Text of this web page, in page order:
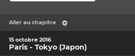
Aller au chapitre
15 octobre 2016
Paris - Tokyo (Japon)